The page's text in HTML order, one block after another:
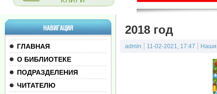
НАВИГАЦИЯ
ГЛАВНАЯ
О БИБЛИОТЕКЕ
ПОДРАЗДЕЛЕНИЯ
ЧИТАТЕЛЮ
2018 год
admin 11-02-2021, 17:47 Наши